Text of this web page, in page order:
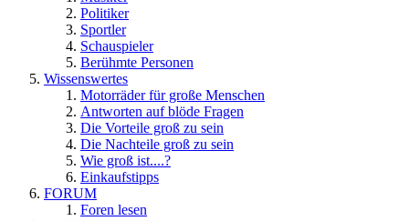
Politiker
Sportler
Schauspieler
Berühmte Personen
Wissenswertes
Motorräder für große Menschen
Antworten auf blöde Fragen
Die Vorteile groß zu sein
Die Nachteile groß zu sein
Wie groß ist....?
Einkaufstipps
FORUM
Foren lesen